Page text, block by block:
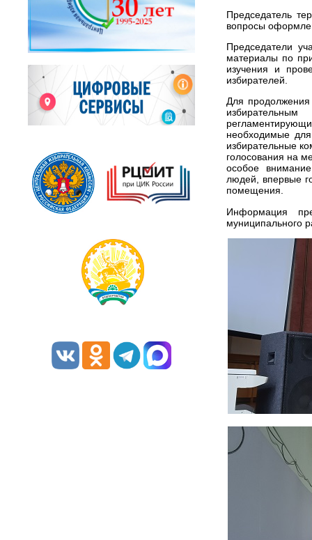
Председатель
вопросы
Председатели
материалы по
изучения и
избирателей.
Для продолжения
необходимые
избирательные
голосования на
особое
людей, впервые
помещения.
Информация
муниципального